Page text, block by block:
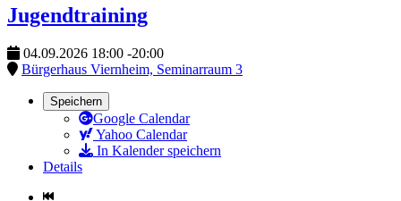
Jugendtraining
04.09.2026 18:00 -20:00
Bürgerhaus Viernheim, Seminarraum 3
Speichern
Google Calendar
Yahoo Calendar
In Kalender speichern
Details